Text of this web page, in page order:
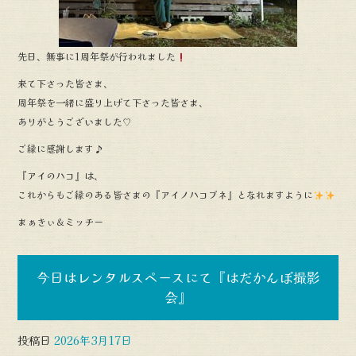
先日、無事に1周年祭が行われました
来て下さった皆さま、
周年祭を一緒に盛り上げて下さった皆さま、
ありがとうございました♡
ご縁に感謝します♪
『アイのハコ』は、
これからもご縁のある皆さまの『アイノハコブネ』となれますように
まぁきぃ＆ミッチー
今日はレンタルスペースにて『はだかんぼ撮影
会』
投稿日 2026年3月17日